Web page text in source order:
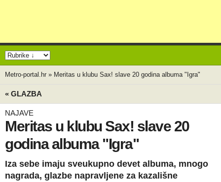
Metro-portal.hr » Meritas u klubu Sax! slave 20 godina albuma "Igra"
« GLAZBA
NAJAVE
Meritas u klubu Sax! slave 20
godina albuma "Igra"
Iza sebe imaju sveukupno devet albuma, mnogo
nagrada, glazbe napravljene za kazališne